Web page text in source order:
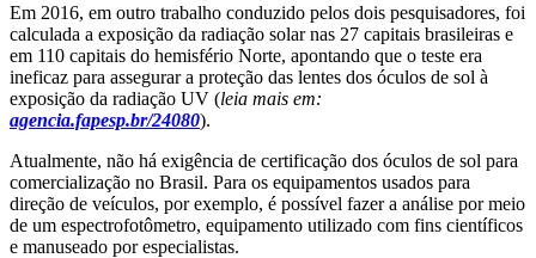
Em 2016, em outro trabalho conduzido pelos dois pesquisadores, foi
calculada a exposição da radiação solar nas 27 capitais brasileiras e
em 110 capitais do hemisfério Norte, apontando que o teste era
ineficaz para assegurar a proteção das lentes dos óculos de sol à
exposição da radiação UV (leia mais em:
agencia.fapesp.br/24080).
Atualmente, não há exigência de certificação dos óculos de sol para
comercialização no Brasil. Para os equipamentos usados para
direção de veículos, por exemplo, é possível fazer a análise por meio
de um espectrofotômetro, equipamento utilizado com fins científicos
e manuseado por especialistas.